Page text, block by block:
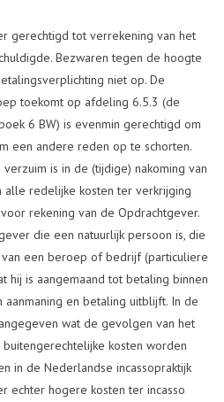
gerechtigd tot verrekening van het
Bezwaren tegen de hoogte
niet op. De
toekomt op afdeling 6.5.3 (de
6 BW) is evenmin gerechtigd om
een andere reden op te schorten.
is in de (tijdige) nakoming van
alle redelijke kosten ter verkrijging
rekening van de Opdrachtgever.
die een natuurlijk persoon is, die
een beroep of bedrijf (particuliere
hij is aangemaand tot betaling binnen
en betaling uitblijft. In de
wat de gevolgen van het
kosten worden
in de Nederlandse incassopraktijk
echter hogere kosten ter incasso